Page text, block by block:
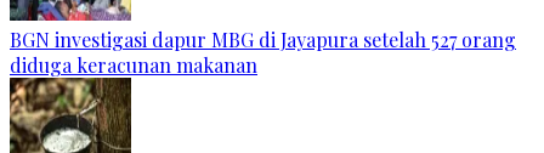
BGN investigasi dapur MBG di Jayapura setelah 527 orang
diduga keracunan makanan